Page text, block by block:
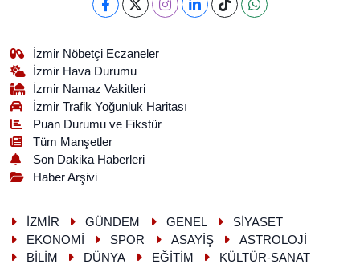
İzmir Nöbetçi Eczaneler
İzmir Hava Durumu
İzmir Namaz Vakitleri
İzmir Trafik Yoğunluk Haritası
Puan Durumu ve Fikstür
Tüm Manşetler
Son Dakika Haberleri
Haber Arşivi
İZMİR GÜNDEM GENEL
SİYASET
EKONOMİ
SPOR ASAYİŞ
ASTROLOJİ
BİLİM
DÜNYA EĞİTİM
KÜLTÜR-SANAT